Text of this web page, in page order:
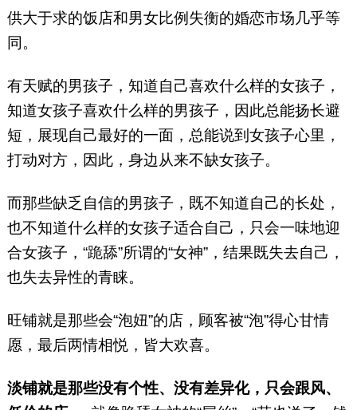
供大于求的饭店和男女比例失衡的婚恋市场几乎等
同。
有天赋的男孩子，知道自己喜欢什么样的女孩子，
知道女孩子喜欢什么样的男孩子，因此总能扬长避
短，展现自己最好的一面，总能说到女孩子心里，
打动对方，因此，身边从来不缺女孩子。
而那些缺乏自信的男孩子，既不知道自己的长处，
也不知道什么样的女孩子适合自己，只会一味地迎
合女孩子，“跪舔”所谓的“女神”，结果既失去自己，
也失去异性的青睐。
旺铺就是那些会“泡妞”的店，顾客被“泡”得心甘情
愿，最后两情相悦，皆大欢喜。
淡铺就是那些没有个性、没有差异化，只会跟风、